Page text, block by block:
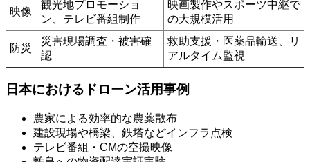
映像
観光地プロモーショ
ン、テレビ番組制作
映画製作やスポーツ中継で
の大規模活用
防災
災害現場調査・被害確
認
救助支援・医薬品輸送、リ
アルタイム監視
日本におけるドローン活用事例
農家による効率的な農薬散布
建設現場や橋梁、鉄塔などインフラ点検
テレビ番組・CMの空撮映像